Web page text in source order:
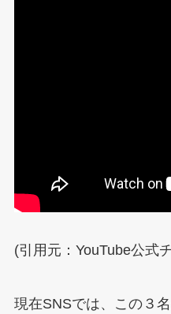
(引用元：YouTube公式
現在SNSでは、この３